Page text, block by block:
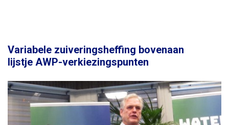
Variabele zuiveringsheffing bovenaan
lijstje AWP-verkiezingspunten